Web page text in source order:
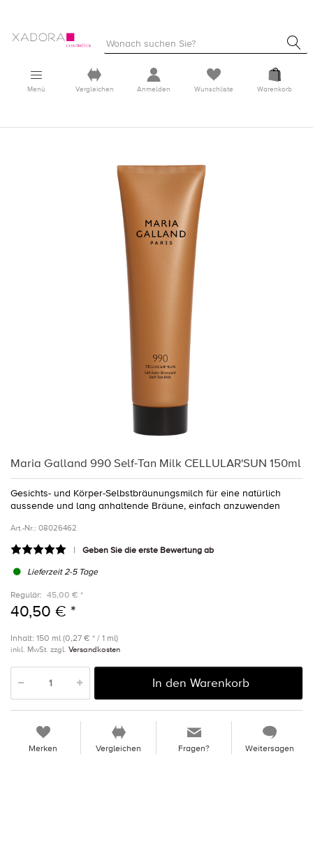
Menü Vergleichen Anmelden Wunschliste Warenkorb
Maria Galland 990 Self-Tan Milk CELLULAR'SUN 150ml
Gesichts- und Körper-Selbstbräunungsmilch für eine natürlich
aussende und lang anhaltende Bräune, einfach anzuwenden
Art.-Nr.: 08026462
Geben Sie die erste Bewertung ab
Lieferzeit 2-5 Tage
Regulär: 45,00 € *
40,50 € *
Inhalt: 150 ml (0,27 € * / 1 ml)
inkl. MwSt. zzgl. Versandkosten
In den Warenkorb
Merken Vergleichen Fragen? Weitersagen